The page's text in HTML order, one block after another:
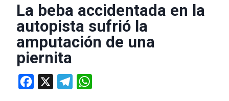
La beba accidentada en la
autopista sufrió la
amputación de una
piernita
Facebook Telegram